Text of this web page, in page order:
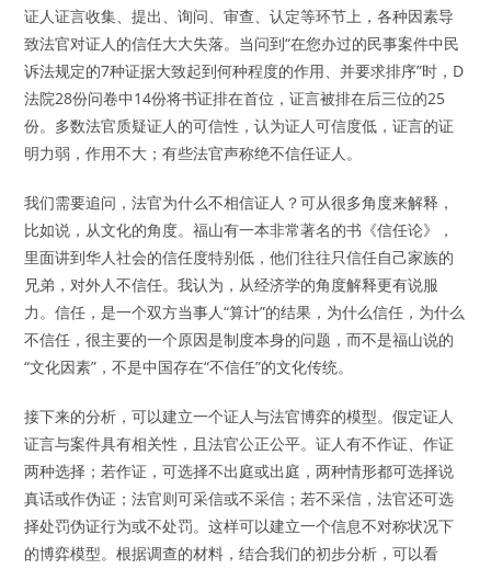
证人证言收集、提出、询问、审查、认定等环节上，各种因素导
致法官对证人的信任大大失落。当问到“在您办过的民事案件中民
诉法规定的7种证据大致起到何种程度的作用、并要求排序”时，D
法院28份问卷中14份将书证排在首位，证言被排在后三位的25
份。多数法官质疑证人的可信性，认为证人可信度低，证言的证
明力弱，作用不大；有些法官声称绝不信任证人。
我们需要追问，法官为什么不相信证人？可从很多角度来解释，
比如说，从文化的角度。福山有一本非常著名的书《信任论》，
里面讲到华人社会的信任度特别低，他们往往只信任自己家族的
兄弟，对外人不信任。我认为，从经济学的角度解释更有说服
力。信任，是一个双方当事人“算计”的结果，为什么信任，为什么
不信任，很主要的一个原因是制度本身的问题，而不是福山说的
“文化因素”，不是中国存在“不信任”的文化传统。
接下来的分析，可以建立一个证人与法官博弈的模型。假定证人
证言与案件具有相关性，且法官公正公平。证人有不作证、作证
两种选择；若作证，可选择不出庭或出庭，两种情形都可选择说
真话或作伪证；法官则可采信或不采信；若不采信，法官还可选
择处罚伪证行为或不处罚。这样可以建立一个信息不对称状况下
的博弈模型。根据调查的材料，结合我们的初步分析，可以看